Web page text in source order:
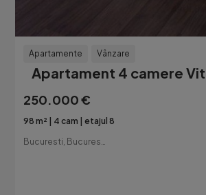
Apartamente Vânzare
Apartament 4 camere
250.000 €
98 m² 4 cam
etajul 8
Bucuresti, Bucuresti-Ilfov